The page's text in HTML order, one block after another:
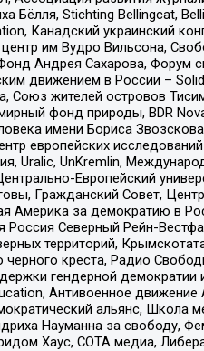
Бёлля, Stichting Bellingcat,
Канадский украинский
им Вудро Вильсона,
Андрея Сахарова, Форум
движением в России –
Союз жителей островов
фонд природы, BDR
имени Бориса
европейских
Uralic, UnKremlin,
Европейский
Гражданский Совет,
Америка за демократию в
Россия Северный Рейн-
территорий,
черного креста, Радио
гендерной демократии
Антивоенное
альянс,
Науманна за свободу,
Хаус, СОТА медиа,